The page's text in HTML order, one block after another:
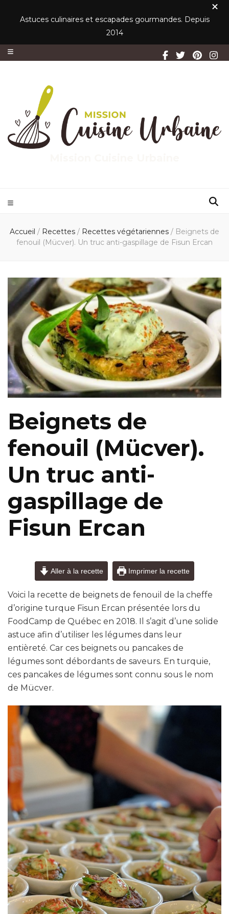
Astuces culinaires et escapades gourmandes. Depuis
2014
Accueil / Recettes / Recettes végétariennes / Beignets de
fenouil (Mücver). Un truc anti-gaspillage de Fisun Ercan
Beignets de
fenouil (Mücver).
Un truc anti-
gaspillage de
Fisun Ercan
Aller à la recette Imprimer la recette
Voici la recette de beignets de fenouil de la cheffe
d’origine turque Fisun Ercan présentée lors du
FoodCamp de Québec en 2018. Il s’agit d’une solide
astuce afin d’utiliser les légumes dans leur
entièreté. Car ces beignets ou pancakes de
légumes sont débordants de saveurs. En turquie,
ces pancakes de légumes sont connu sous le nom
de Mücver.